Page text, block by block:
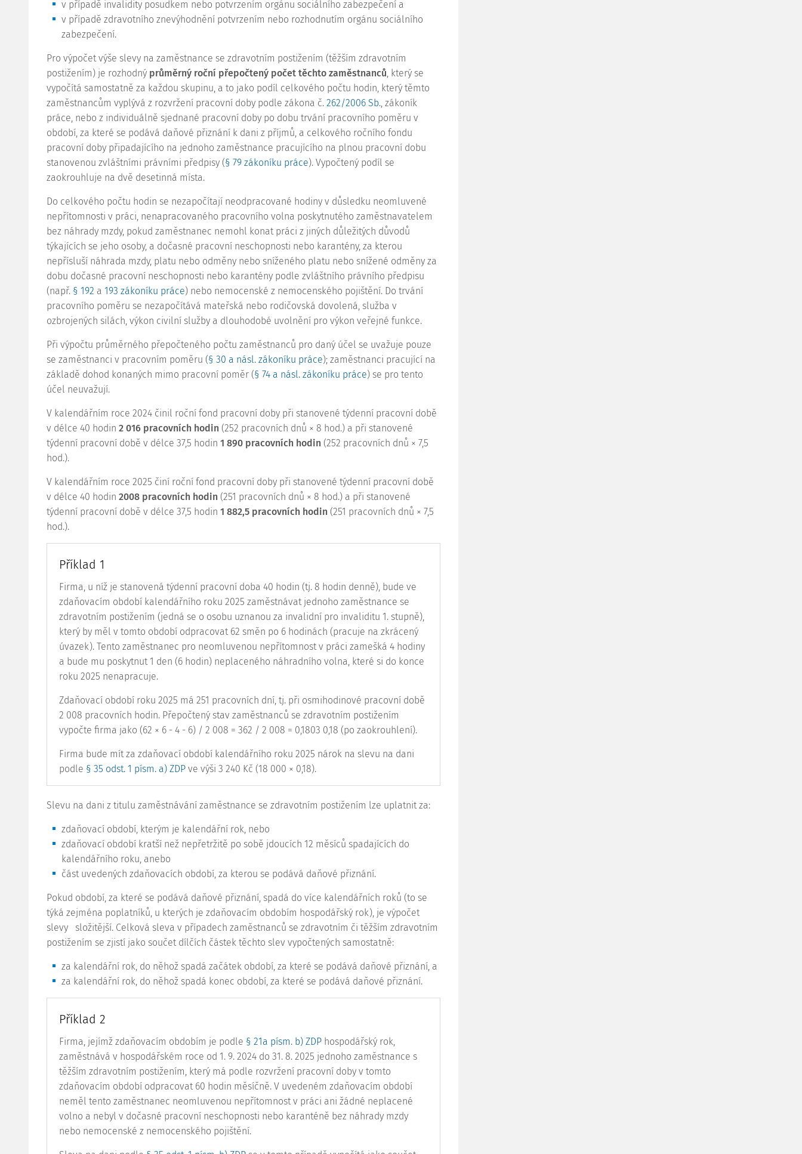
v případě invalidity posudkem nebo potvrzením orgánu sociálního zabezpečení a
v případě zdravotního znevýhodnění potvrzením nebo rozhodnutím orgánu sociálního
zabezpečení.
Pro výpočet výše slevy na zaměstnance se zdravotním postižením (těžším zdravotním
postižením) je rozhodný průměrný roční přepočtený počet těchto zaměstnanců, který se
vypočítá samostatně za každou skupinu, a to jako podíl celkového počtu hodin, který těmto
zaměstnancům vyplývá z rozvržení pracovní doby podle zákona č. 262/2006 Sb., zákoník
práce, nebo z individuálně sjednané pracovní doby po dobu trvání pracovního poměru v
období, za které se podává daňové přiznání k dani z příjmů, a celkového ročního fondu
pracovní doby připadajícího na jednoho zaměstnance pracujícího na plnou pracovní dobu
stanovenou zvláštními právními předpisy (§ 79 zákoníku práce). Vypočtený podíl se
zaokrouhluje na dvě desetinná místa.
Do celkového počtu hodin se nezapočítají neodpracované hodiny v důsledku neomluvené
nepřítomnosti v práci, nenapracovaného pracovního volna poskytnutého zaměstnavatelem
bez náhrady mzdy, pokud zaměstnanec nemohl konat práci z jiných důležitých důvodů
týkajících se jeho osoby, a dočasné pracovní neschopnosti nebo karantény, za kterou
nepřísluší náhrada mzdy, platu nebo odměny nebo sníženého platu nebo snížené odměny za
dobu dočasné pracovní neschopnosti nebo karantény podle zvláštního právního předpisu
(např. § 192 a 193 zákoníku práce) nebo nemocenské z nemocenského pojištění. Do trvání
pracovního poměru se nezapočítává mateřská nebo rodičovská dovolená, služba v
ozbrojených silách, výkon civilní služby a dlouhodobé uvolnění pro výkon veřejné funkce.
Při výpočtu průměrného přepočteného počtu zaměstnanců pro daný účel se uvažuje pouze
se zaměstnanci v pracovním poměru (§ 30 a násl. zákoníku práce); zaměstnanci pracující na
základě dohod konaných mimo pracovní poměr (§ 74 a násl. zákoníku práce) se pro tento
účel neuvažují.
V kalendářním roce 2024 činil roční fond pracovní doby při stanovené týdenní pracovní době
v délce 40 hodin 2 016 pracovních hodin (252 pracovních dnů × 8 hod.) a při stanovené
týdenní pracovní době v délce 37,5 hodin 1 890 pracovních hodin (252 pracovních dnů × 7,5
hod.).
V kalendářním roce 2025 činí roční fond pracovní doby při stanovené týdenní pracovní době
v délce 40 hodin 2008 pracovních hodin (251 pracovních dnů × 8 hod.) a při stanovené
týdenní pracovní době v délce 37,5 hodin 1 882,5 pracovních hodin (251 pracovních dnů × 7,5
hod.).
Příklad 1
Firma, u níž je stanovená týdenní pracovní doba 40 hodin (tj. 8 hodin denně), bude ve
zdaňovacím období kalendářního roku 2025 zaměstnávat jednoho zaměstnance se
zdravotním postižením (jedná se o osobu uznanou za invalidní pro invaliditu 1. stupně),
který by měl v tomto období odpracovat 62 směn po 6 hodinách (pracuje na zkrácený
úvazek). Tento zaměstnanec pro neomluvenou nepřítomnost v práci zamešká 4 hodiny
a bude mu poskytnut 1 den (6 hodin) neplaceného náhradního volna, které si do konce
roku 2025 nenapracuje.
Zdaňovací období roku 2025 má 251 pracovních dní, tj. při osmihodinové pracovní době
2 008 pracovních hodin. Přepočtený stav zaměstnanců se zdravotním postižením
vypočte firma jako (62 × 6 - 4 - 6) / 2 008 = 362 / 2 008 = 0,1803 0,18 (po zaokrouhlení).
Firma bude mít za zdaňovací období kalendářního roku 2025 nárok na slevu na dani
podle § 35 odst. 1 písm. a) ZDP ve výši 3 240 Kč (18 000 × 0,18).
Slevu na dani z titulu zaměstnávání zaměstnance se zdravotním postižením lze uplatnit za:
zdaňovací období, kterým je kalendářní rok, nebo
zdaňovací období kratší než nepřetržitě po sobě jdoucích 12 měsíců spadajících do
kalendářního roku, anebo
část uvedených zdaňovacích období, za kterou se podává daňové přiznání.
Pokud období, za které se podává daňové přiznání, spadá do více kalendářních roků (to se
týká zejména poplatníků, u kterých je zdaňovacím obdobím hospodářský rok), je výpočet
slevy
složitější. Celková sleva v případech zaměstnanců se zdravotním či těžším zdravotním
postižením se zjistí jako součet dílčích částek těchto slev vypočtených samostatně:
za kalendářní rok, do něhož spadá začátek období, za které se podává daňové přiznání, a
za kalendářní rok, do něhož spadá konec období, za které se podává daňové přiznání.
Příklad 2
Firma, jejímž zdaňovacím obdobím je podle § 21a písm. b) ZDP hospodářský rok,
zaměstnává v hospodářském roce od 1. 9. 2024 do 31. 8. 2025 jednoho zaměstnance s
těžším zdravotním postižením, který má podle rozvržení pracovní doby v tomto
zdaňovacím období odpracovat 60 hodin měsíčně. V uvedeném zdaňovacím období
neměl tento zaměstnanec neomluvenou nepřítomnost v práci ani žádné neplacené
volno a nebyl v dočasné pracovní neschopnosti nebo karanténě bez náhrady mzdy
nebo nemocenské z nemocenského pojištění.